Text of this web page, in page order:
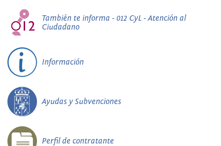
También te informa - 012 CyL - Atención al
Ciudadano
Información
Ayudas y Subvenciones
Perfil de contratante